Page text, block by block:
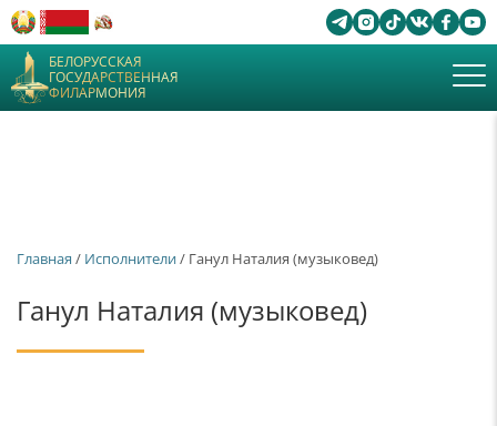
БЕЛОРУССКАЯ
ГОСУДАРСТВЕННАЯ
ФИЛАРМОНИЯ
Главная / Исполнители/ Ганул Наталия (музыковед)
Ганул Наталия (музыковед)